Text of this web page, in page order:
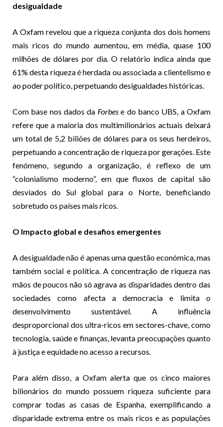
desigualdade
A Oxfam revelou que a riqueza conjunta dos dois homens
mais ricos do mundo aumentou, em média, quase 100
milhões de dólares por dia. O relatório indica ainda que
61% desta riqueza é herdada ou associada a clientelismo e
ao poder político, perpetuando desigualdades históricas.
Com base nos dados da Forbese do banco UBS, a Oxfam
refere que a maioria dos multimilionários actuais deixará
um total de 5,2 biliões de dólares para os seus herdeiros,
perpetuando a concentração de riqueza por gerações. Este
fenómeno, segundo a organização, é reflexo de um
“colonialismo moderno”, em que fluxos de capital são
desviados do Sul global para o Norte, beneficiando
sobretudo os países mais ricos.
O Impacto global e desafios emergentes
A desigualdade não é apenas uma questão económica, mas
também social e política. A concentração de riqueza nas
mãos de poucos não só agrava as disparidades dentro das
sociedades como afecta a democracia e limita o
desenvolvimento sustentável. A influência
desproporcional dos ultra-ricos em sectores-chave, como
tecnologia, saúde e finanças, levanta preocupações quanto
à justiça e equidade no acesso a recursos.
Para além disso, a Oxfam alerta que os cinco maiores
bilionários do mundo possuem riqueza suficiente para
comprar todas as casas de Espanha, exemplificando a
disparidade extrema entre os mais ricos e as populações